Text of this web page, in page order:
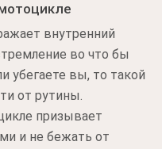
внутренний
во что бы
убегаете вы, то такой
от рутины.
призывает
и не бежать от